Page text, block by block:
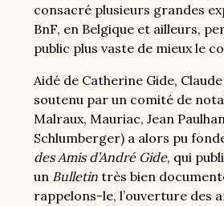
consacré plusieurs grandes
BnF, en Belgique et ailleurs,
public plus vaste de mieux le
Aidé de Catherine Gide,
soutenu par un comité de
Malraux, Mauriac, Jean
Schlumberger) a alors pu
des Amis d’André Gide, qui
un Bulletin très bien
rappelons-le, l’ouverture des